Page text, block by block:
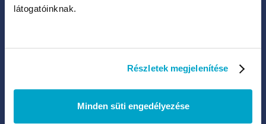
látogatóinknak.
Részletek megjelenítése
Minden süti engedélyezése
hírlevelet küldhessen neked új termékekről, akciókról, különleges
FELIRATKOZOK